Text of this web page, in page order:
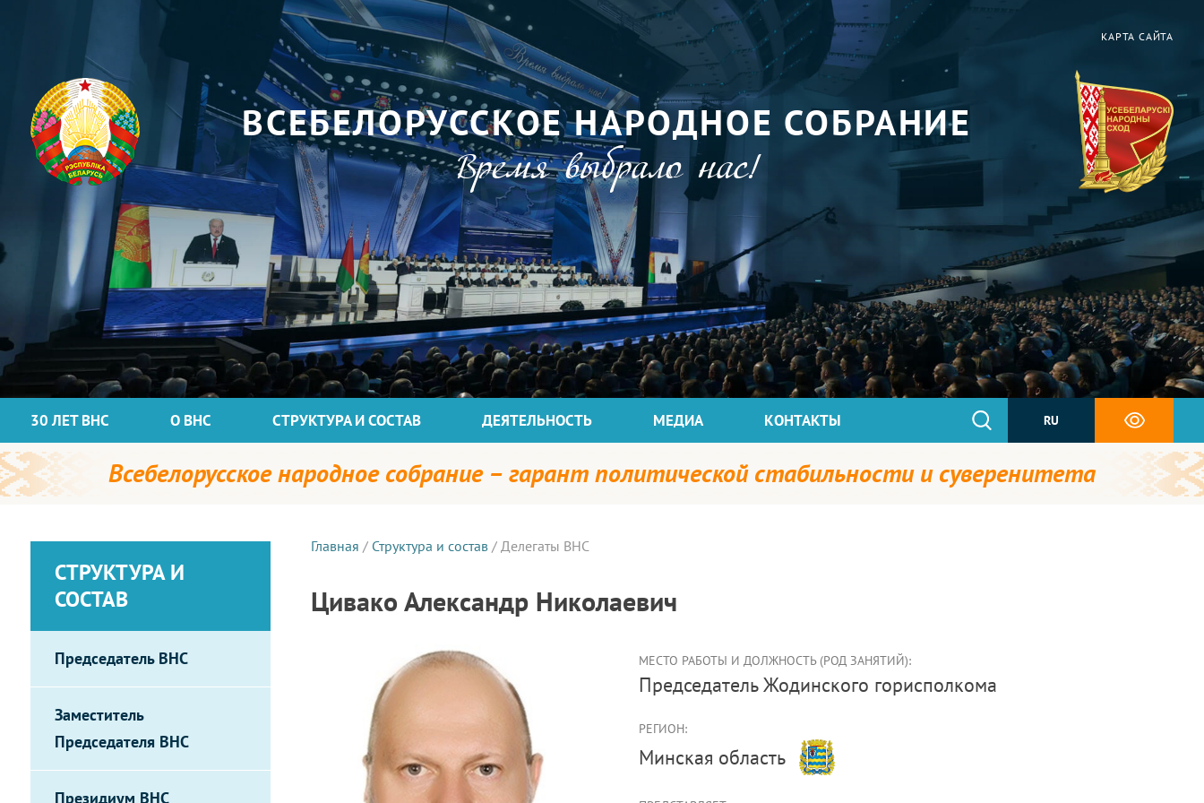
КАРТА САЙТА
ВСЕБЕЛОРУССКОЕ НАРОДНОЕ СОБРАНИЕ
Время выбрало нас!
30 ЛЕТ ВНС О ВНС СТРУКТУРА И СОСТАВ ДЕЯТЕЛЬНОСТЬ МЕДИА КОНТАКТЫ RU
Всебелорусское народное собрание – гарант политической стабильности и суверенитета
СТРУКТУРА И
СОСТАВ
Председатель ВНС
Заместитель
Председателя ВНС
Президиум ВНС
Главная / Структура и состав / Делегаты ВНС
Цивако Александр Николаевич
МЕСТО РАБОТЫ И ДОЛЖНОСТЬ (РОД ЗАНЯТИЙ):
председатель Жодинского горисполкома
РЕГИОН:
Минская область